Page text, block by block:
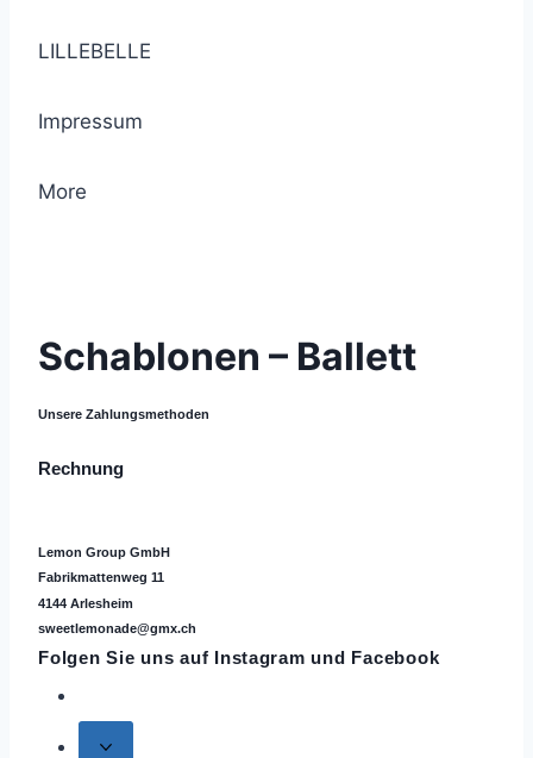
LILLEBELLE
Impressum
More
Schablonen – Ballett
Unsere Zahlungsmethoden
Rechnung
Lemon Group GmbH
Fabrikmattenweg 11
4144 Arlesheim
sweetlemonade@gmx.ch
Folgen Sie uns auf Instagram und Facebook